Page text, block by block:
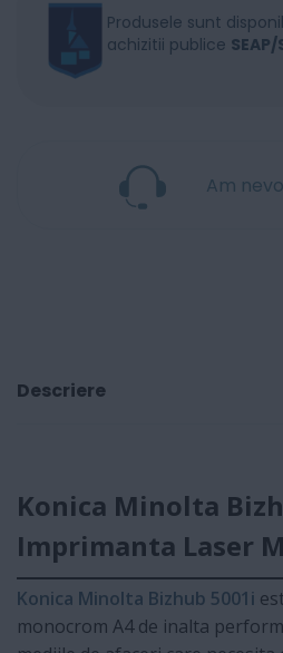
Produsele sunt
achizitii publice SEAP/
Am
Descriere
Konica Minolta
Imprimanta Laser
Konica Minolta Bizhub 5001i
monocrom A4 de inalta